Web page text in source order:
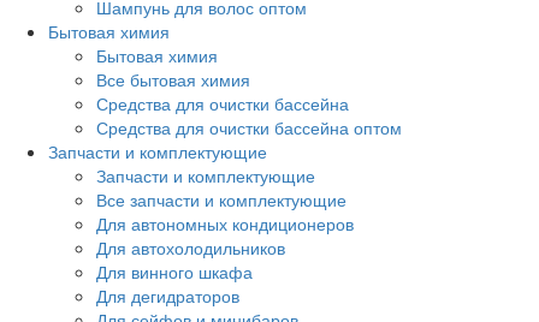
Шампунь для волос оптом
Бытовая химия
Бытовая химия
Все бытовая химия
Средства для очистки бассейна
Средства для очистки бассейна оптом
Запчасти и комплектующие
Запчасти и комплектующие
Все запчасти и комплектующие
Для автономных кондиционеров
Для автохолодильников
Для винного шкафа
Для дегидраторов